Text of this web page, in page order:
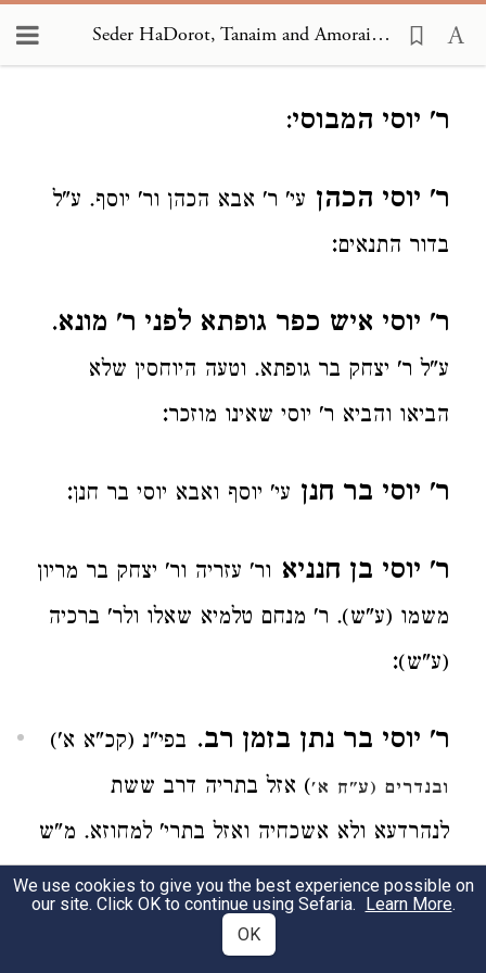
Seder HaDorot, Tanaim and Amoraim 1964
ר' יוסי המבוסי:
ר' יוסי הכהן עי' ר' אבא הכהן ור' יוסף. ע"ל
בדור התנאים:
ר' יוסי איש כפר גופתא לפני ר' מונא.
ע"ל ר' יצחק בר גופתא. וטעה היוחסין שלא
הביאו והביא ר' יוסי שאינו מוזכר:
ר' יוסי בר חנן עי' יוסף ואבא יוסי בר חנן:
ר' יוסי בן חנניא ור' עזריה ור' יצחק בר מריון
משמו (ע"ש). ר' מנחם טלמיא שאלו ולר' ברכיה
(ע"ש):
ר' יוסי בר נתן בזמן רב. בפי"נ (קכ"א א')
ובנדרים (ע"ח א') אזל בתריה דרב ששת
לנהרדעא ולא אשכחיה ואזל בתרי' למחוזא. מ"ש
שהיה בזמן רב אינו כי רב ששת היה תלמיד רב
הונא שהיה תלמיד רב יהודה שהיה תלמיד רב.
We use cookies to give you the best experience possible on
our site. Click OK to continue using Sefaria. Learn More.
OK